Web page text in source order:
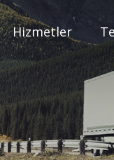
Hizmetler